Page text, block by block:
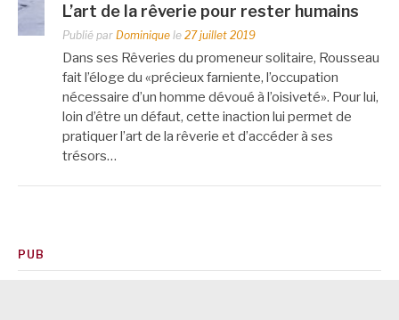
L’art de la rêverie pour rester humains
Publié par Dominique le 27 juillet 2019
Dans ses Rêveries du promeneur solitaire, Rousseau
fait l’éloge du «précieux farniente, l’occupation
nécessaire d’un homme dévoué à l’oisiveté». Pour lui,
loin d’être un défaut, cette inaction lui permet de
pratiquer l’art de la rêverie et d’accéder à ses
trésors…
PUB